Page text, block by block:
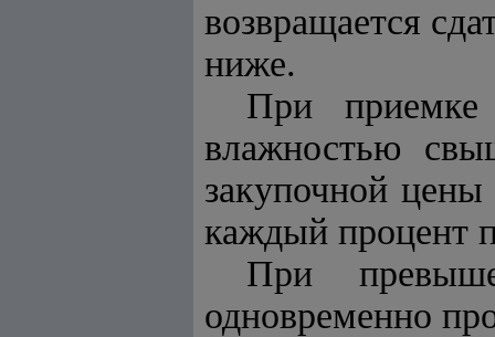
возвращается
ниже.
При приемке
влажностью
закупочной цены
каждый процент
При
одновременно